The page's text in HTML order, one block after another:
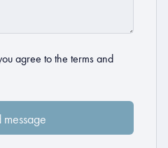
agree to the terms and